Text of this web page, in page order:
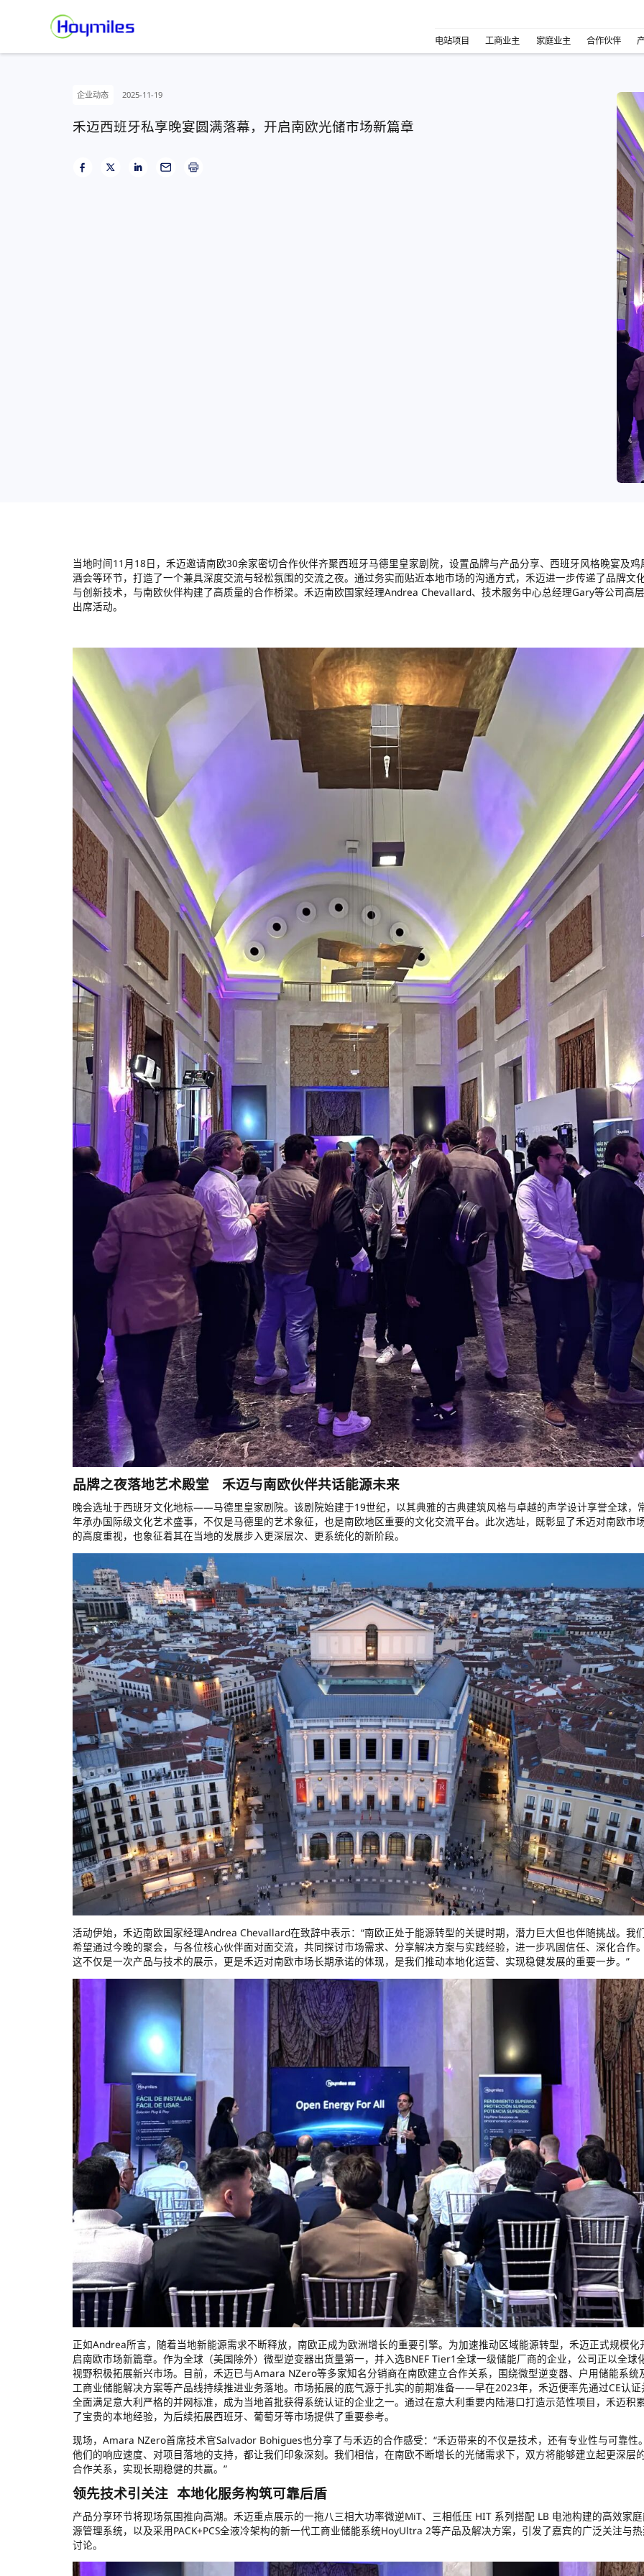
电站项目 工商业主 家庭业主 合作伙伴
企业动态 2025-11-19
禾迈西班牙私享晚宴圆满落幕，开启南欧光储市场新篇章
当地时间11月18日，禾迈邀请南欧30余家密切合作伙伴齐聚西班牙马德里皇家剧院，设置品牌与产品分享、西班牙风格晚宴及鸡
酒会等环节，打造了一个兼具深度交流与轻松氛围的交流之夜。通过务实而贴近本地市场的沟通方式，禾迈进一步传递了品牌文
与创新技术，与南欧伙伴构建了高质量的合作桥梁。禾迈南欧国家经理Andrea Chevallard、技术服务中心总经理Gary等公司高层
出席活动。
品牌之夜落地艺术殿堂 禾迈与南欧伙伴共话能源未来
晚会选址于西班牙文化地标——马德里皇家剧院。该剧院始建于19世纪，以其典雅的古典建筑风格与卓越的声学设计享誉全球，
年承办国际级文化艺术盛事，不仅是马德里的艺术象征，也是南欧地区重要的文化交流平台。此次选址，既彰显了禾迈对南欧市
的高度重视，也象征着其在当地的发展步入更深层次、更系统化的新阶段。
活动伊始，禾迈南欧国家经理Andrea Chevallard在致辞中表示：“南欧正处于能源转型的关键时期，潜力巨大但也伴随挑战。我
希望通过今晚的聚会，与各位核心伙伴面对面交流，共同探讨市场需求、分享解决方案与实践经验，进一步巩固信任、深化合作
这不仅是一次产品与技术的展示，更是禾迈对南欧市场长期承诺的体现，是我们推动本地化运营、实现稳健发展的重要一步。”
正如Andrea所言，随着当地新能源需求不断释放，南欧正成为欧洲增长的重要引擎。为加速推动区域能源转型，禾迈正式规模化
启南欧市场新篇章。作为全球（美国除外）微型逆变器出货量第一，并入选BNEF Tier1全球一级储能厂商的企业，公司正以全球
视野积极拓展新兴市场。目前，禾迈已与Amara NZero等多家知名分销商在南欧建立合作关系，围绕微型逆变器、户用储能系统
工商业储能解决方案等产品线持续推进业务落地。市场拓展的底气源于扎实的前期准备——早在2023年，禾迈便率先通过CE认证
全面满足意大利严格的并网标准，成为当地首批获得系统认证的企业之一。通过在意大利重要内陆港口打造示范性项目，禾迈积
了宝贵的本地经验，为后续拓展西班牙、葡萄牙等市场提供了重要参考。
现场，Amara NZero首席技术官Salvador Bohigues也分享了与禾迈的合作感受：“禾迈带来的不仅是技术，还有专业性与可靠性
他们的响应速度、对项目落地的支持，都让我们印象深刻。我们相信，在南欧不断增长的光储需求下，双方将能够建立起更深层
合作关系，实现长期稳健的共赢。”
领先技术引关注 本地化服务构筑可靠后盾
产品分享环节将现场氛围推向高潮。禾迈重点展示的一拖八三相大功率微逆MiT、三相低压 HIT 系列搭配 LB 电池构建的高效家
源管理系统，以及采用PACK+PCS全液冷架构的新一代工商业储能系统HoyUltra 2等产品及解决方案，引发了嘉宾的广泛关注与
讨论。